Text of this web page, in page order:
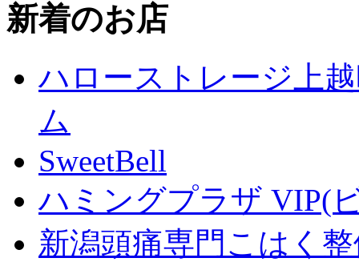
新着のお店
ハローストレージ上
ム
SweetBell
ハミングプラザ VIP(
新潟頭痛専門こはく